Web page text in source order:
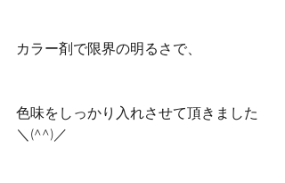
カラー剤で限界の明るさで、
色味をしっかり入れさせて頂きました
＼(^^)／